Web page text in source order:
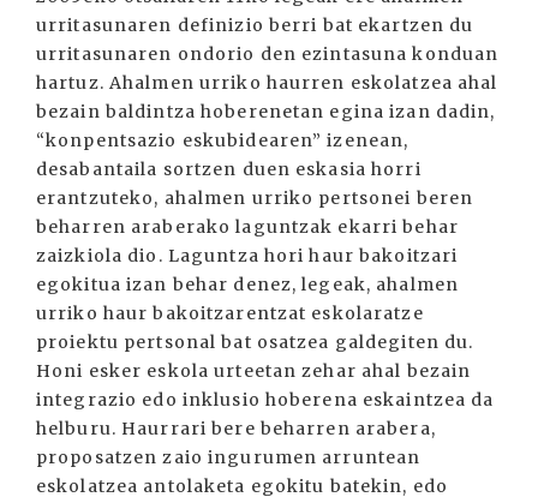
urritasunaren definizio berri bat ekartzen du
urritasunaren ondorio den ezintasuna konduan
hartuz. Ahalmen urriko haurren eskolatzea ahal
bezain baldintza hoberenetan egina izan dadin,
“konpentsazio eskubidearen” izenean,
desabantaila sortzen duen eskasia horri
erantzuteko, ahalmen urriko pertsonei beren
beharren araberako laguntzak ekarri behar
zaizkiola dio. Laguntza hori haur bakoitzari
egokitua izan behar denez, legeak, ahalmen
urriko haur bakoitzarentzat eskolaratze
proiektu pertsonal bat osatzea galdegiten du.
Honi esker eskola urteetan zehar ahal bezain
integrazio edo inklusio hoberena eskaintzea da
helburu. Haurrari bere beharren arabera,
proposatzen zaio ingurumen arruntean
eskolatzea antolaketa egokitu batekin, edo